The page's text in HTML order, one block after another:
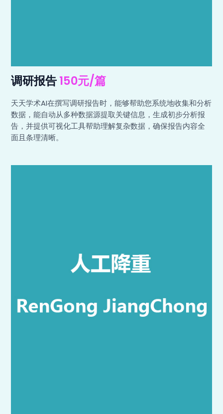
调研报告150元/篇
天天学术AI在撰写调研报告时，能够帮助您系统地收集和分析
数据，能自动从多种数据源提取关键信息，生成初步分析报
告，并提供可视化工具帮助理解复杂数据，确保报告内容全
面且条理清晰。